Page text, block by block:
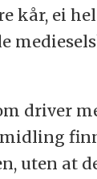
kår, ei
driver
uten at